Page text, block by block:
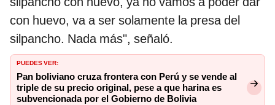
con huevo, va a ser solamente la presa del
silpancho. Nada más", señaló.
PUEDES VER:
Pan boliviano cruza frontera con Perú y se vende al
triple de su precio original, pese a que harina es
subvencionada por el Gobierno de Bolivia